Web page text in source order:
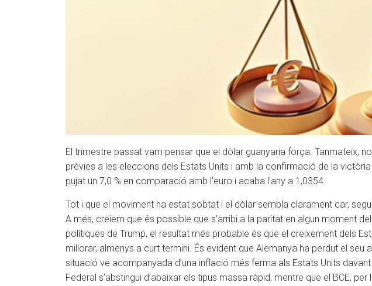
El trimestre passat vam pensar que el dòlar guanyaria força. Tanmateix,
prèvies a les eleccions dels Estats Units i amb la confirmació de la
pujat un 7,0 % en comparació amb l’euro i acaba l’any a 1,0354.
Tot i que el moviment ha estat sobtat i el dòlar sembla clarament car,
A més, creiem que és possible que s’arribi a la paritat en algun moment
polítiques de Trump, el resultat més probable és que el creixement dels
millorar, almenys a curt termini. És evident que Alemanya ha perdut el
situació ve acompanyada d’una inflació més ferma als Estats Units
Federal s’abstingui d’abaixar els tipus massa ràpid, mentre que el BCE,